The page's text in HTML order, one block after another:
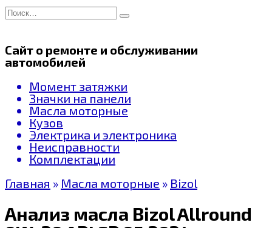
Перейти
к
Search
for:
Сайт о ремонте и обслуживании
автомобилей
Момент затяжки
Значки на панели
Масла моторные
Кузов
Электрика и электроника
Неисправности
Комплектации
Главная » Масла моторные » Bizol
Анализ масла Bizol Allround